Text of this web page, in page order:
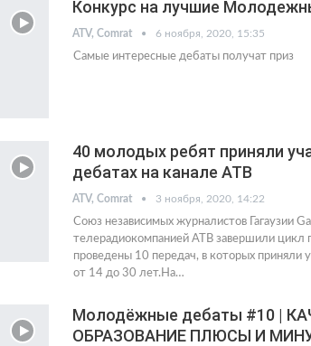
Конкурс на лучшие
ATV, Comrat 6 ноября, 2020, 15:35
Самые интересные дебаты получат приз
40 молодых ребят приняли
дебатах на канале АТВ
ATV, Comrat 3 ноября, 2020, 14:22
Союз независимых журналистов Гагаузии
телерадиокомпанией АТВ завершили
проведены 10 передач, в которых приняли
от 14 до 30 лет.На…
Молодёжные дебаты #10 |
ОБРАЗОВАНИЕ ПЛЮСЫ И